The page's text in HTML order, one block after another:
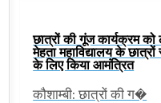
छात्रों की गूंज कार्यक्रम
मेहता महाविद्यालय के
के लिए किया आमंत्रित
कौशाम्बी: छात्रों की ग�